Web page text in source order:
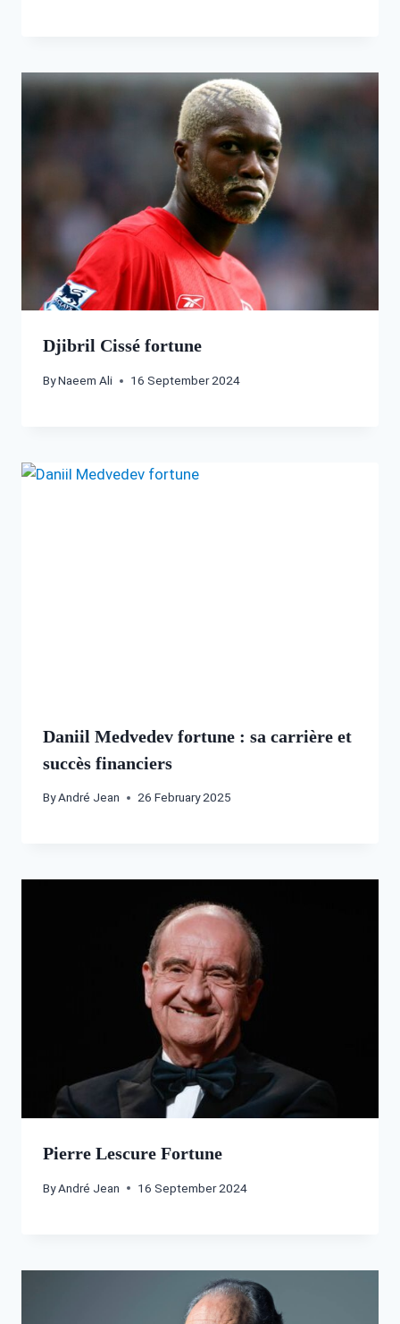
Djibril Cissé fortune
ByNaeem Ali 16 September 2024
Daniil Medvedev fortune : sa carrière et
succès financiers
ByAndré Jean 26 February 2025
Pierre Lescure Fortune
ByAndré Jean 16 September 2024